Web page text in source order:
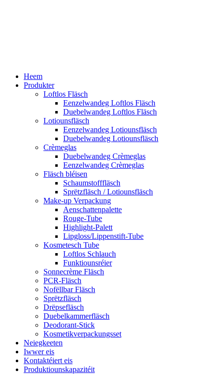
Heem
Produkter
Loftlos Fläsch
Eenzelwandeg Loftlos Fläsch
Duebelwandeg Loftlos Fläsch
Lotiounsfläsch
Eenzelwandeg Lotiounsfläsch
Duebelwandeg Lotiounsfläsch
Crèmeglas
Duebelwandeg Crèmeglas
Eenzelwandeg Crèmeglas
Fläsch bléisen
Schaumstofffläsch
Sprëtzfläsch / Lotiounsfläsch
Make-up Verpackung
Aenschattenpalette
Rouge-Tube
Highlight-Palett
Lipgloss/Lippenstift-Tube
Kosmetesch Tube
Loftlos Schlauch
Funktiounsréier
Sonnecrème Fläsch
PCR-Fläsch
Nofëllbar Fläsch
Sprëtzfläsch
Drëpsefläsch
Duebelkammerfläsch
Deodorant-Stick
Kosmetikverpackungsset
Neiegkeeten
Iwwer eis
Kontaktéiert eis
Produktiounskapazitéit